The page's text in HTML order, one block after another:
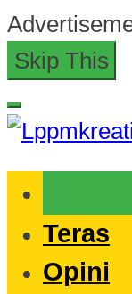
Skip
to
content
Skip This
Teras
Opini